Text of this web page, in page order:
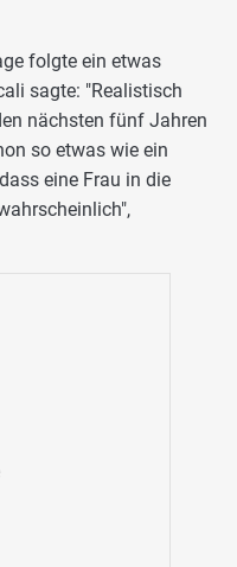
folgte ein etwas
sagte: "Realistisch
nächsten fünf Jahren
so etwas wie ein
eine Frau in die